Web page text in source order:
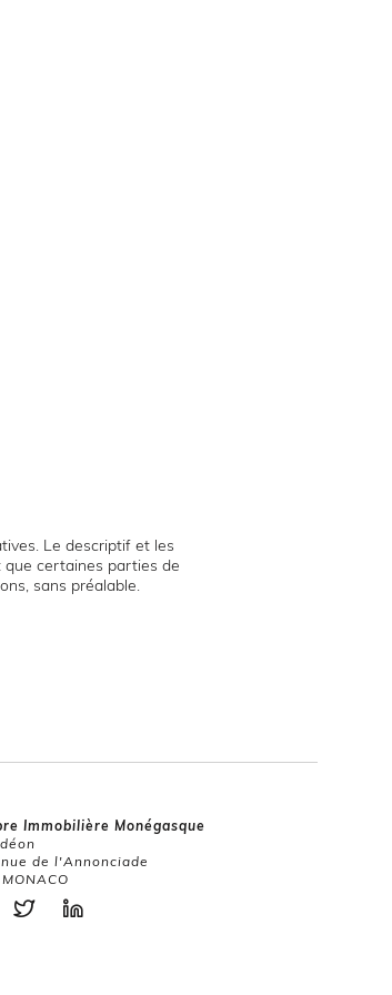
Le descriptif et les
certaines parties de
sans préalable.
Immobilière Monégasque
de l'Annonciade